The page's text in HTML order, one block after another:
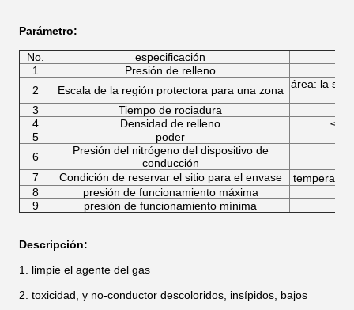
Parámetro:
No.
especificación
1
Presión de relleno
2
Escala de la región protectora para una zona
área: la
3
Tiempo de rociadura
4
Densidad de relleno
5
poder
6
Presión del nitrógeno del dispositivo de
conducción
7
Condición de reservar el sitio para el envase
8
presión de funcionamiento máxima
9
presión de funcionamiento mínima
Descripción:
1. limpie el agente del gas
2. toxicidad, y no-conductor descoloridos, insípidos, bajos